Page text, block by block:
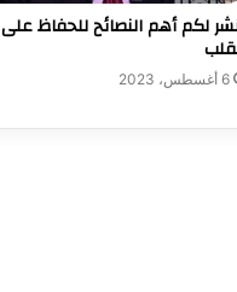
لكم أهم النصائح للحفاظ على
6 أغسطس، 2023